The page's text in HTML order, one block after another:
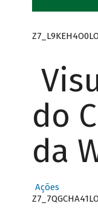
do
da
Ações